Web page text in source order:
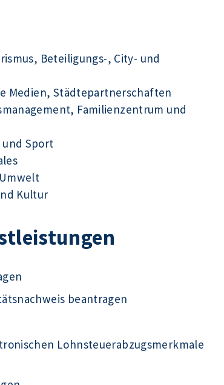
Beteiligungs-, City- und
Medien, Städtepartnerschaften
Familienzentrum und
Sport
Kultur
beantragen
Lohnsteuerabzugsmerkmale